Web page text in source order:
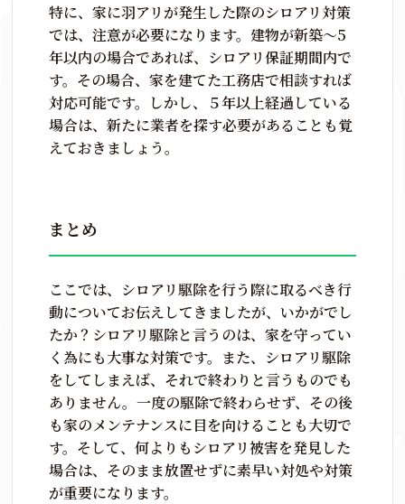
特に、家に羽アリが発生した際のシロアリ対策
では、注意が必要になります。建物が新築～5
年以内の場合であれば、シロアリ保証期間内で
す。その場合、家を建てた工務店で相談すれば
対応可能です。しかし、５年以上経過している
場合は、新たに業者を探す必要があることも覚
えておきましょう。
まとめ
ここでは、シロアリ駆除を行う際に取るべき行
動についてお伝えしてきましたが、いかがでし
たか？シロアリ駆除と言うのは、家を守ってい
く為にも大事な対策です。また、シロアリ駆除
をしてしまえば、それで終わりと言うものでも
ありません。一度の駆除で終わらせず、その後
も家のメンテナンスに目を向けることも大切で
す。そして、何よりもシロアリ被害を発見した
場合は、そのまま放置せずに素早い対処や対策
が重要になります。